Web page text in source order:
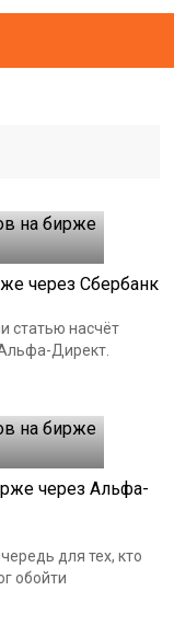
через Сбербанк
статью насчёт
Директ.
через Альфа-
для тех, кто
обойти